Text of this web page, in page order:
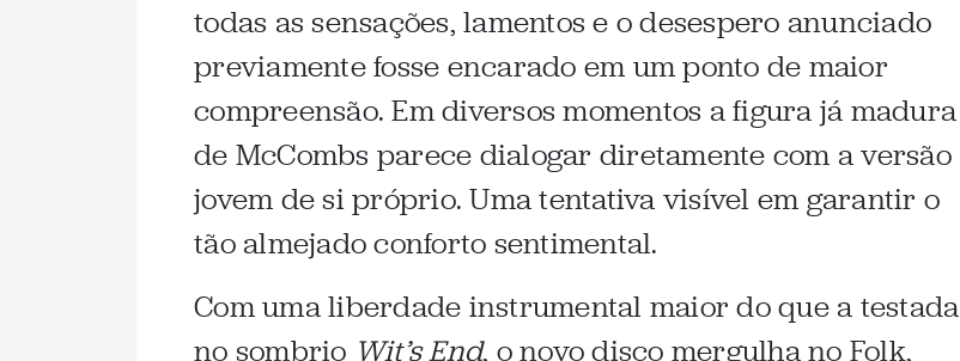
todas as sensações, lamentos e o desespero anunciado
previamente fosse encarado em um ponto de maior
compreensão. Em diversos momentos a figura já madura
de McCombs parece dialogar diretamente com a versão
jovem de si próprio. Uma tentativa visível em garantir o
tão almejado conforto sentimental.
Com uma liberdade instrumental maior do que a testada
no sombrio Wit’s End, o novo disco mergulha no Folk,